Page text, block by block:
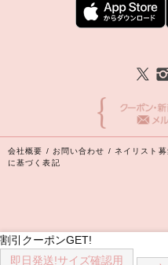
割引クーポンGET!
即日発送!サイズ確認用
会社概要 / お問い合わせ / ネイリスト募
に基づく表記